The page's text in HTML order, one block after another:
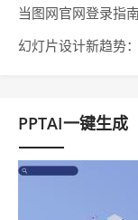
当图网官网登录指
幻灯片设计新趋势
PPTAI一键生成